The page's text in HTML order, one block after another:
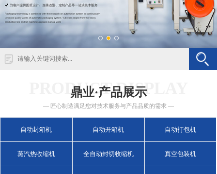
PRODUCT DISPLAY
鼎业·产品展示
— 匠心制造满足您对技术服务与产品品质的需求 —
自动封箱机 自动开箱机 自动打包机
蒸汽热收缩机 全自动封切收缩机 真空包装机